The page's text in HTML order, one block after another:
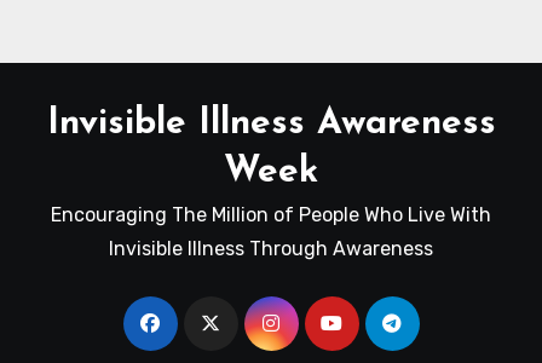
Invisible Illness Awareness
Week
Encouraging The Million of People Who Live With
Invisible Illness Through Awareness